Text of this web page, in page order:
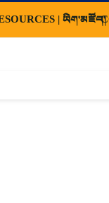
| ཡིག་མཛོད།